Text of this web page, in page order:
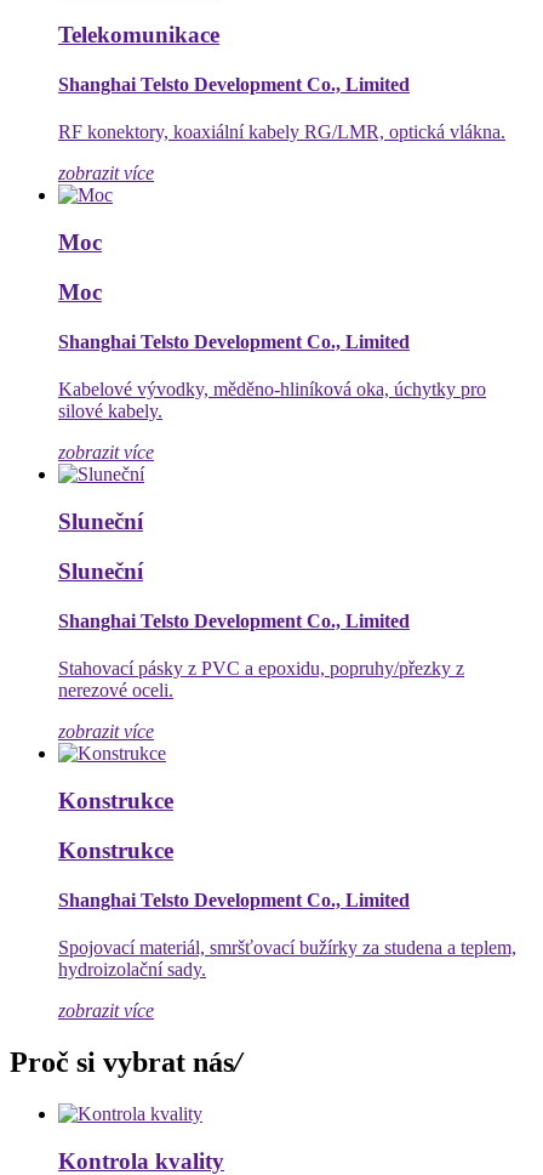
Telekomunikace
Shanghai Telsto Development Co., Limited
RF konektory, koaxiální kabely RG/LMR, optická vlákna.
zobrazit více
Moc
Moc
Shanghai Telsto Development Co., Limited
Kabelové vývodky, měděno-hliníková oka, úchytky pro
silové kabely.
zobrazit více
Sluneční
Sluneční
Shanghai Telsto Development Co., Limited
Stahovací pásky z PVC a epoxidu, popruhy/přezky z
nerezové oceli.
zobrazit více
Konstrukce
Konstrukce
Shanghai Telsto Development Co., Limited
Spojovací materiál, smršťovací bužírky za studena a teplem,
hydroizolační sady.
zobrazit více
Proč si vybrat nás/
Kontrola kvality